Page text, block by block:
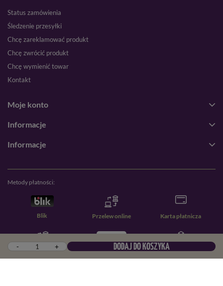
- + DODAJ DO KOSZYKA
Status zamówienia
Śledzenie przesyłki
Chcę zareklamować produkt
Chcę zwrócić produkt
Chcę wymienić towar
Kontakt
Moje konto
Informacje
Informacje
Metody płatności:
Blik Przelew online Karta płatnicza
Przelew zwykły PayPal Pobranie